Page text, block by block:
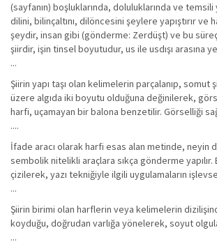
(sayfanın) boşluklarında, doluluklarında ve
dilini, bilinçaltını, dilöncesini şeylere yapıştırır
şeydir, insan gibi (gönderme: Zerdüşt) ve bu
şiirdir, işin tinsel boyutudur, us ile usdışı arasına
...
Şiirin yapı taşı olan kelimelerin parçalanıp,
üzere algıda iki boyutu olduğuna değinilerek,
harfi, uçamayan bir balona benzetilir. Görselliği
....
İfade aracı olarak harfi esas alan metinde, neyin
sembolik nitelikli araçlara sıkça gönderme
çizilerek, yazı tekniğiyle ilgili uygulamaların
...
Şiirin birimi olan harflerin veya kelimelerin
koyduğu, doğrudan varlığa yönelerek, soyut
...